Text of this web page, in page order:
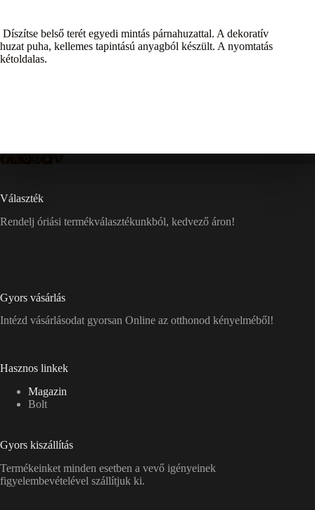
Díszítse belső terét egyedi mintás párnahuzattal. A dekoratív
huzat puha, kellemes tapintású anyagból készült. A nyomtatás
kétoldalas.
Választék
Rendelj óriási termékválasztékunkból, kedvező áron!
Gyors vásárlás
Intézd vásárlásodat gyorsan Online az otthonod kényelméből!
Hasznos linkek
Magazin
Bolt
Gyors kiszállítás
Termékeinket minden esetben a vevő igényeinek
figyelembevételével szállítjuk ki.